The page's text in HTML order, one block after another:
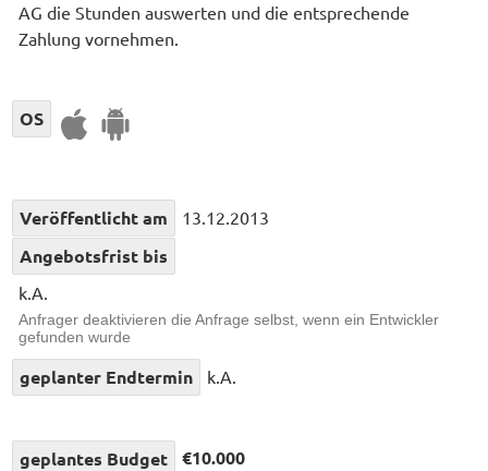
AG die Stunden auswerten und die entsprechende
Zahlung vornehmen.
OS
Veröffentlicht am 13.12.2013
Angebotsfrist bis
k.A.
Anfrager deaktivieren die Anfrage selbst, wenn ein Entwickler
gefunden wurde
geplanter Endtermin k.A.
geplantes Budget
€10.000